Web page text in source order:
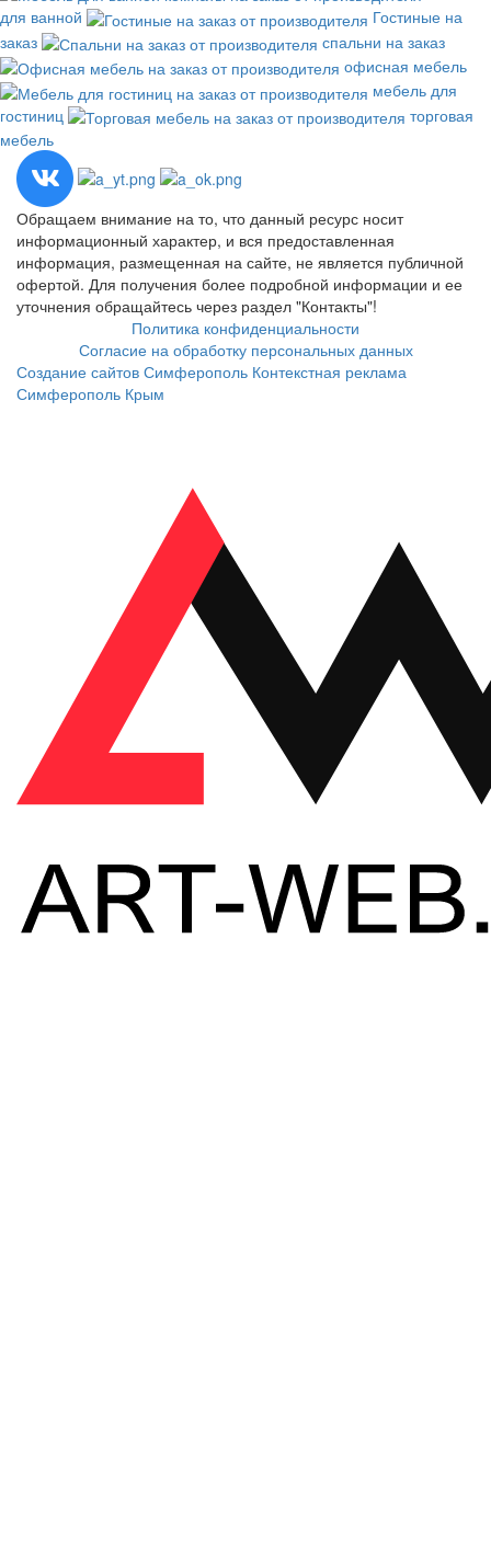
для ванной
Гостиные на
заказ
спальни на заказ
офисная мебель
мебель для
гостиниц
торговая
мебель
Обращаем внимание на то, что данный ресурс носит
информационный характер, и вся предоставленная
информация, размещенная на сайте, не является публичной
офертой. Для получения более подробной информации и ее
уточнения обращайтесь через раздел "Контакты"!
Политика конфиденциальности
Согласие на обработку персональных данных
Создание сайтов Симферополь Контекстная реклама
Симферополь Крым